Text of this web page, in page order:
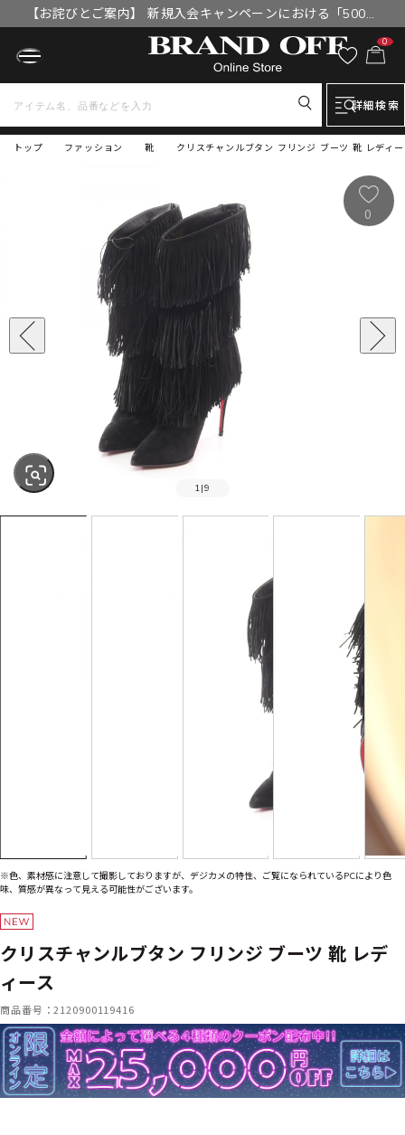
【お詫びとご案内】 新規入会キャンペーンにおける「500円
OFFクーポン」付与漏れと補填について
0
詳細検索
トップ クリスチャンルブタン フリンジ ブーツ 靴 レディ
ファッション 靴
1 |9
0
※色、素材感に注意して撮影しておりますが、デジカメの特性、ご覧になられているPCにより色
味、質感が異なって見える可能性がございます。
クリスチャンルブタン フリンジ ブーツ 靴 レデ
ィース
商品番号：2120900119416